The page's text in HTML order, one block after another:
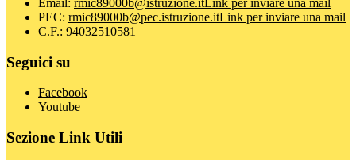
Email: rmic89000b@istruzione.itLink per inviare una mail
PEC: rmic89000b@pec.istruzione.itLink per inviare una mail
C.F.: 94032510581
Seguici su
Facebook
Youtube
Sezione Link Utili